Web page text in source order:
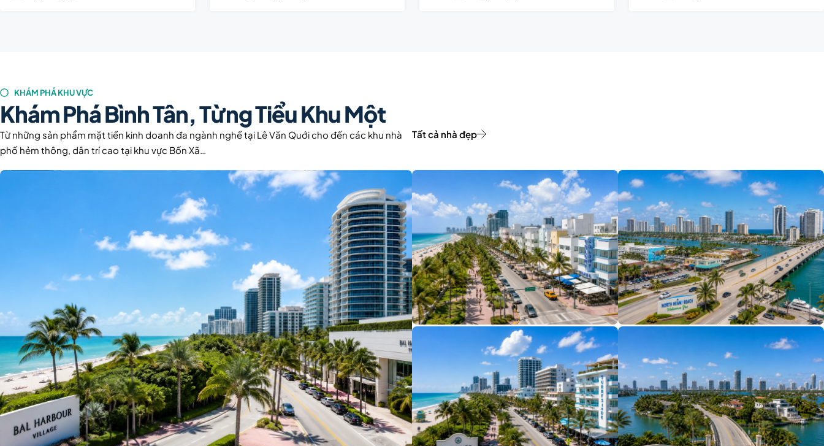
KHÁM PHÁ KHU VỰC
Khám Phá Bình Tân, Từng Tiểu Khu Một
Từ những sản phẩm mặt tiền kinh doanh đa ngành nghề tại Lê Văn Quới cho đến các khu nhà
phố hẻm thông, dân trí cao tại khu vực Bốn Xã…
Tất cả nhà đẹp
BÌNH HƯNG HÒA BÌNH TÂN